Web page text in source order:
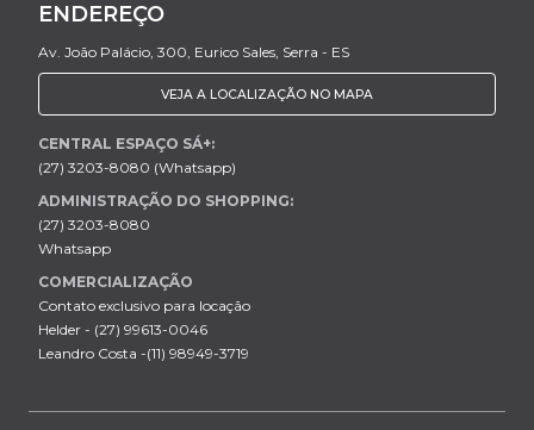
ENDEREÇO
Av. João Palácio, 300, Eurico Sales, Serra - ES
VEJA A LOCALIZAÇÃO NO MAPA
CENTRAL ESPAÇO SÁ+:
(27) 3203-8080 (Whatsapp)
ADMINISTRAÇÃO DO SHOPPING:
(27) 3203-8080
Whatsapp
COMERCIALIZAÇÃO
Contato exclusivo para locação
Helder - (27) 99613-0046
Leandro Costa -(11) 98949-3719